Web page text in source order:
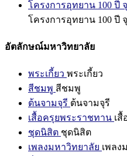
โครงการอุทยาน 100 ปี
โครงการอุทยาน 100 ปี
อัตลักษณ์มหาวิทยาลัย
พระเกี้ยว พระเกี้ยว
สีชมพู สีชมพู
ต้นจามจุรี ต้นจามจุรี
เสื้อครุยพระราชทาน เ
ชุดนิสิต ชุดนิสิต
เพลงมหาวิทยาลัย เพลง